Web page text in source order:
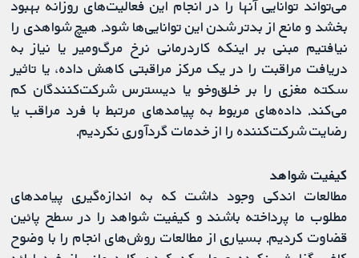
می‌تواند توانایی آنها را در انجام این فعالیت‌های روزانه بهبود
بخشد و مانع از بدتر شدن این توانایی‌ها شود. هیچ شواهدی را
نیافتیم مبنی بر اینکه کاردرمانی نرخ مرگ‌ومیر یا نیاز به
دریافت مراقبت را در یک مرکز مراقبتی کاهش داده، یا تاثیر
سکته مغزی را بر خلق‌و‌خو یا دیسترس شرکت‌کنندگان کم
می‌کند. داده‌های مربوط به پیامدهای مرتبط با فرد مراقب یا
رضایت شرکت‌کننده را از خدمات گردآوری نکردیم.
کیفیت شواهد
مطالعات اندکی وجود داشت که به اندازه‌گیری پیامدهای
مطلوب ما پرداخته باشند و کیفیت شواهد را در سطح پائین
قضاوت کردیم. بسیاری از مطالعات روش‌های انجام را با وضوح